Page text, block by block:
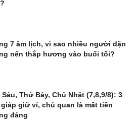
7 âm lịch, vì sao nhiều người dặn
nên thắp hương vào buổi tối?
Thứ Bảy, Chủ Nhật (7,8,9/8): 3
giữ ví, chủ quan là mất tiền
đáng